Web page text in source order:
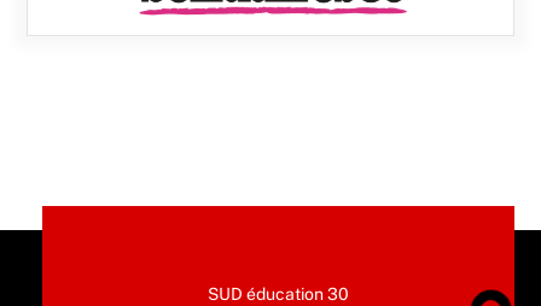
SUD éducation 30